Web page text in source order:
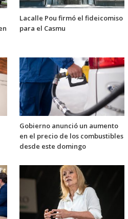
Lacalle Pou firmó el fideicomiso
para el Casmu
Gobierno anunció un aumento
en el precio de los combustibles
desde este domingo